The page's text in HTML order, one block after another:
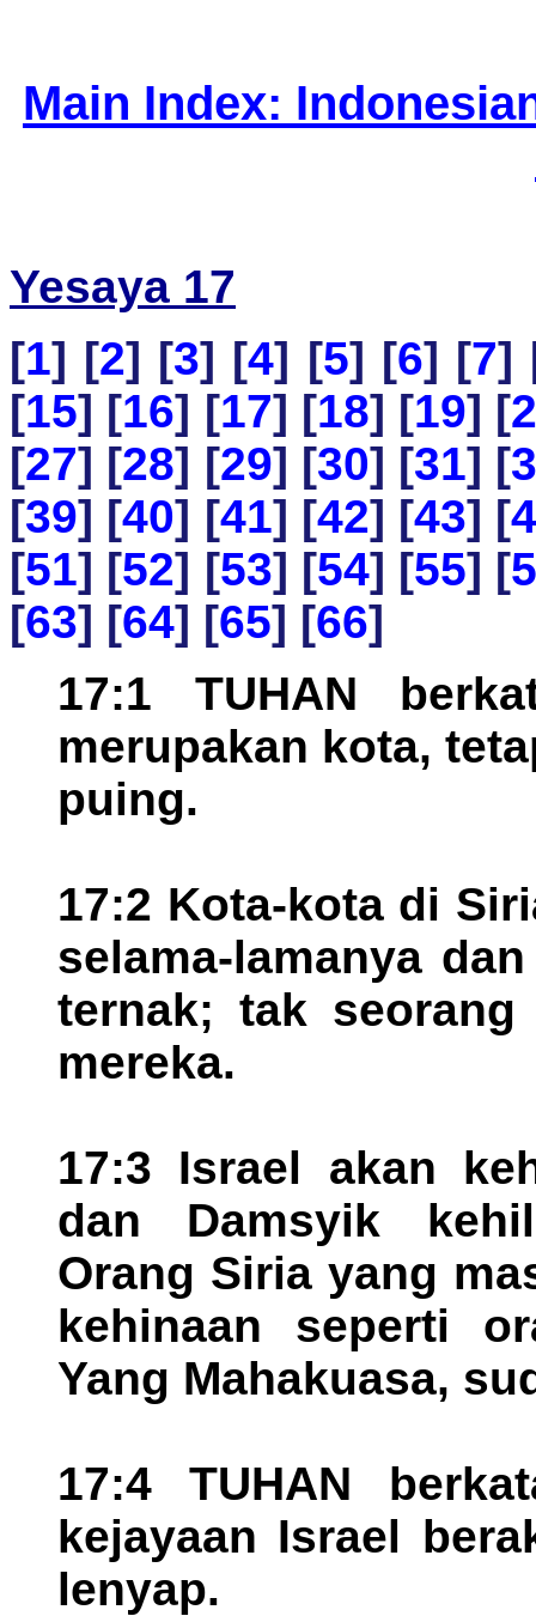
Main Index:
Yesaya 17
[1] [2] [3] [4] [5] [6] [7]
[15] [16] [17] [18] [19] [
[27] [28] [29] [30] [31] [
[39] [40] [41] [42] [43] [
[51] [52] [53] [54] [55] [
[63] [64] [65] [66]
17:1 TUHAN
merupakan kota,
puing.
17:2 Kota-kota di
selama-lamanya
ternak; tak seorang
mereka.
17:3 Israel akan
dan Damsyik
Orang Siria yang
kehinaan seperti
Yang Mahakuasa,
17:4 TUHAN
kejayaan Israel
lenyap.